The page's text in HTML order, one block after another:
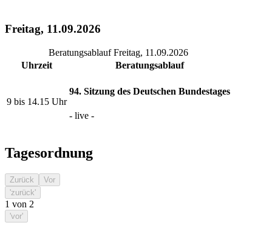
Freitag, 11.09.2026
Beratungsablauf Freitag, 11.09.2026
Uhrzeit
Beratungsablauf
9 bis 14.15 Uhr
94. Sitzung des Deutschen Bundestages
- live -
Tagesordnung
Zurück
Vor
'zurück'
1 von 2
'vor'